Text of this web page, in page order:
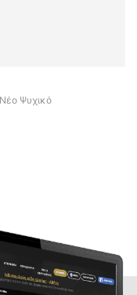
Ψυχικό